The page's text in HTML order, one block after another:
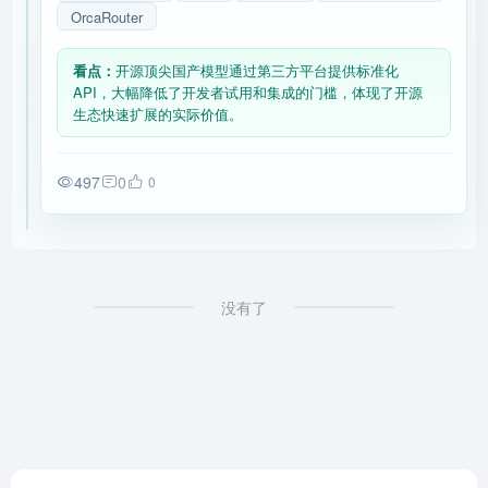
OrcaRouter
看点： 开源顶尖国产模型通过第三方平台提供标准化
API，大幅降低了开发者试用和集成的门槛，体现了开源
生态快速扩展的实际价值。
497 0 0
没有了